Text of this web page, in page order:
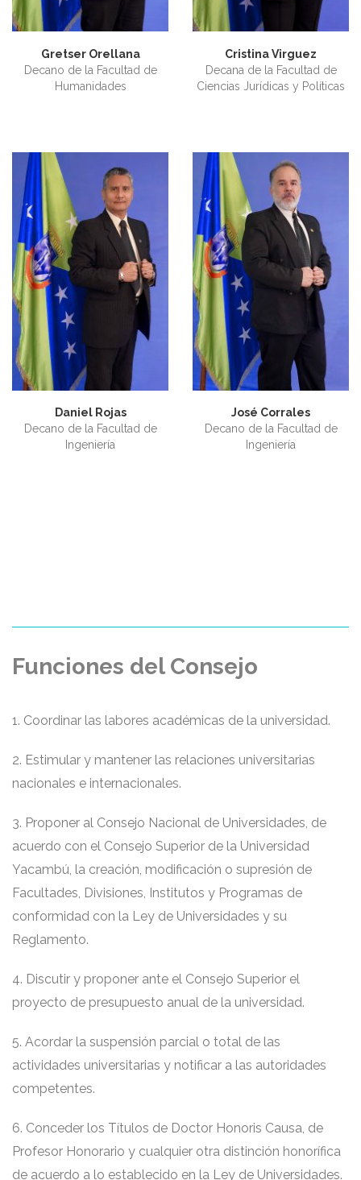
Gretser Orellana
Decano de la Facultad de
Humanidades
Cristina Virguez
Decana de la Facultad de
Ciencias Jurídicas y Políticas
Daniel Rojas
Decano de la Facultad de
Ingeniería
José Corrales
Decano de la Facultad de
Ingeniería
Funciones del Consejo
1. Coordinar las labores académicas de la universidad.
2. Estimular y mantener las relaciones universitarias
nacionales e internacionales.
3. Proponer al Consejo Nacional de Universidades, de
acuerdo con el Consejo Superior de la Universidad
Yacambú, la creación, modificación o supresión de
Facultades, Divisiones, Institutos y Programas de
conformidad con la Ley de Universidades y su
Reglamento.
4. Discutir y proponer ante el Consejo Superior el
proyecto de presupuesto anual de la universidad.
5. Acordar la suspensión parcial o total de las
actividades universitarias y notificar a las autoridades
competentes.
6. Conceder los Títulos de Doctor Honoris Causa, de
Profesor Honorario y cualquier otra distinción honorífica
de acuerdo a lo establecido en la Ley de Universidades.